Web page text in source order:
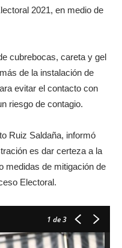
2021, en medio de
cubrebocas, careta y gel
de la instalación de
evitar el contacto con
riesgo de contagio.
Ruiz Saldaña, informó
es dar certeza a la
medidas de mitigación de
Electoral.
1 de 3